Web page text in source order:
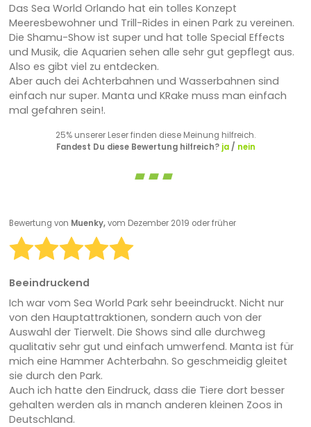
Das Sea World Orlando hat ein tolles Konzept
Meeresbewohner und Trill-Rides in einen Park zu vereinen.
Die Shamu-Show ist super und hat tolle Special Effects
und Musik, die Aquarien sehen alle sehr gut gepflegt aus.
Also es gibt viel zu entdecken.
Aber auch dei Achterbahnen und Wasserbahnen sind
einfach nur super. Manta und KRake muss man einfach
mal gefahren sein!.
25% unserer Leser finden diese Meinung hilfreich.
Fandest Du diese Bewertung hilfreich? ja/ nein
Bewertung von Muenky,vom Dezember 2019 oder früher
Beeindruckend
Ich war vom Sea World Park sehr beeindruckt. Nicht nur
von den Hauptattraktionen, sondern auch von der
Auswahl der Tierwelt. Die Shows sind alle durchweg
qualitativ sehr gut und einfach umwerfend. Manta ist für
mich eine Hammer Achterbahn. So geschmeidig gleitet
sie durch den Park.
Auch ich hatte den Eindruck, dass die Tiere dort besser
gehalten werden als in manch anderen kleinen Zoos in
Deutschland.